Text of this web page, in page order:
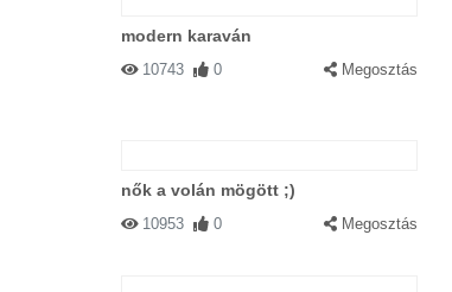
modern karaván
10743 0 Megosztás
nők a volán mögött ;)
10953 0 Megosztás